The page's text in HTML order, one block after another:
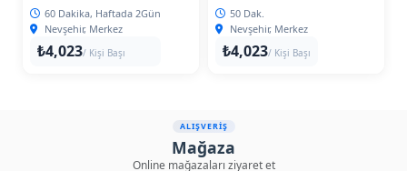
60 Dakika, Haftada 2Gün
Nevşehir, Merkez
₺4,023/ Kişi Başı
50 Dak.
Nevşehir, Merkez
₺4,023/ Kişi Başı
ALIŞVERİŞ
Mağaza
Online mağazaları ziyaret et